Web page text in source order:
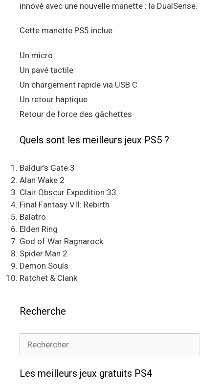
innové avec une nouvelle manette : la DualSense.
Cette manette PS5 inclue :
Un micro
Un pavé tactile
Un chargement rapide via USB C
Un retour haptique
Retour de force des gâchettes
Quels sont les meilleurs jeux PS5 ?
Baldur’s Gate 3
Alan Wake 2
Clair Obscur Expedition 33
Final Fantasy VII: Rebirth
Balatro
Elden Ring
God of War Ragnarock
Spider Man 2
Demon Souls
Ratchet & Clank
Recherche
Les meilleurs jeux gratuits PS4